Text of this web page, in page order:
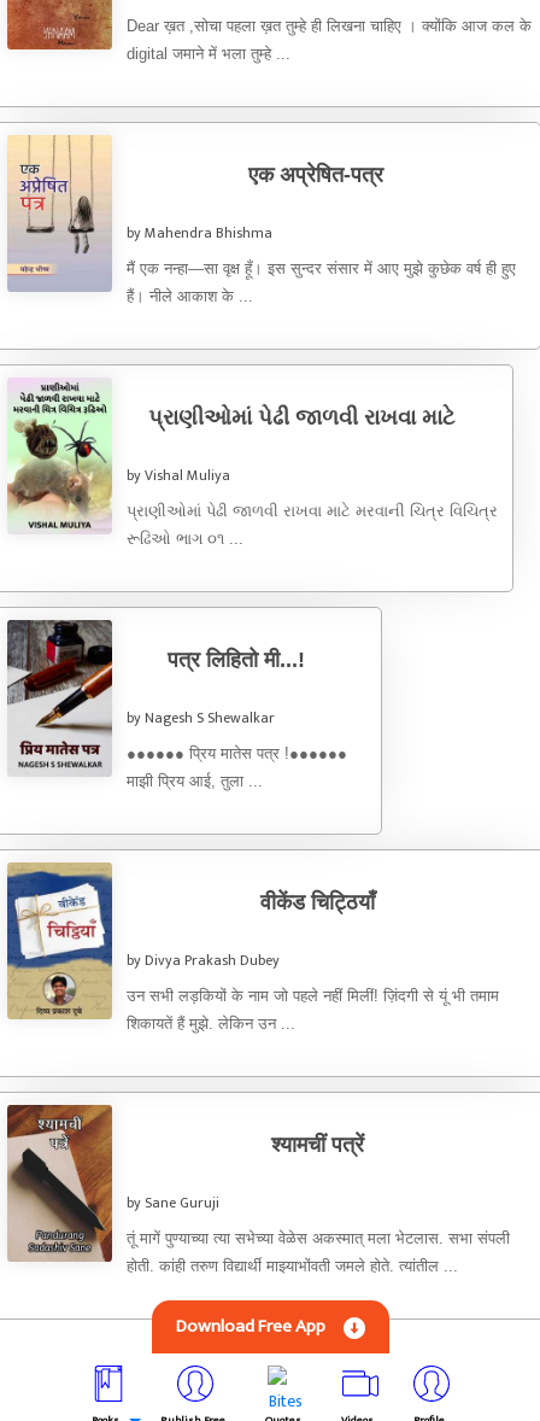
Dear ख़त ,सोचा पहला ख़त तुम्हे ही लिखना चाहिए । क्योंकि आज कल के
digital जमाने में भला तुम्हे ...
एक अप्रेषित-पत्र
by Mahendra Bhishma
मैं एक नन्हा—सा वृक्ष हूँ। इस सुन्दर संसार में आए मुझे कुछेक वर्ष ही हुए
हैं। नीले आकाश के ...
પ્રાણીઓમાં પેઢી જાળવી રાખવા માટે
by Vishal Muliya
પ્રાણીઓમાં પેઢી જાળવી રાખવા માટે મરવાની ચિત્ર વિચિત્ર
રૂઢિઓ ભાગ ૦૧ ...
पत्र लिहितो मी...!
by Nagesh S Shewalkar
●●●●●● प्रिय मातेस पत्र !●●●●●●
माझी प्रिय आई, तुला ...
वीकेंड चिट्ठियाँ
by Divya Prakash Dubey
उन सभी लड़कियों के नाम जो पहले नहीं मिलीं! ज़िंदगी से यूं भी तमाम
शिकायतें हैं मुझे. लेकिन उन ...
श्यामचीं पत्रें
by Sane Guruji
तूं मागें पुण्याच्या त्या सभेच्या वेळेस अकस्मात् मला भेटलास. सभा संपली
होती. कांही तरुण विद्यार्थी माझ्याभोंवती जमले होते. त्यांतील ...
Download Free App